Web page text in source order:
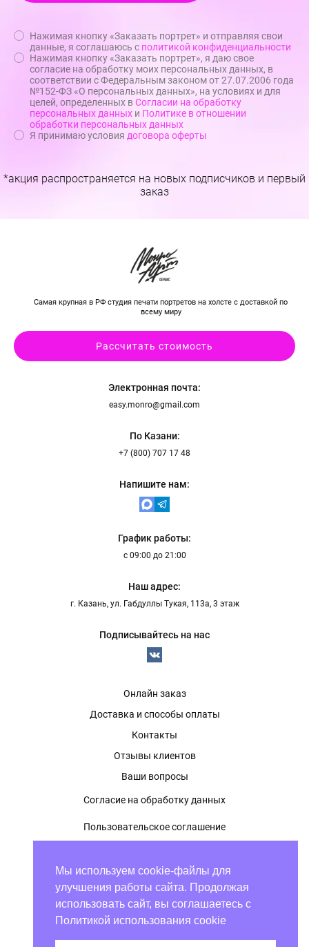
Нажимая кнопку «Заказать портрет» и отправляя свои
данные, я соглашаюсь с политикой конфиденциальности
Нажимая кнопку «Заказать портрет», я даю свое
согласие на обработку моих персональных данных, в
соответствии с Федеральным законом от 27.07.2006 года
№152-ФЗ «О персональных данных», на условиях и для
целей, определенных вСогласии на обработку
персональных данных и Политике в отношении
обработки персональных данных
Я принимаю условия договора оферты
*акция распространяется на новых подписчиков и первый
заказ
Самая крупная в РФ студия печати портретов на холсте с доставкой по
всему миру
Рассчитать стоимость
Электронная почта:
easy.monro@gmail.com
По Казани:
+7 (800) 707 17 48
Напишите нам:
График работы:
с 09:00 до 21:00
Наш адрес:
г. Казань, ул. Габдуллы Тукая, 113а, 3 этаж
Подписывайтесь на нас
Онлайн заказ
Доставка и способы оплаты
Контакты
Отзывы клиентов
Ваши вопросы
Согласие на обработку данных
Пользовательское соглашение
Оферта
7 800 222 90 49
7 843 203 92 20
Мы используем cookie-файлы для
улучшения работы сайта. Продолжая
использовать сайт, вы соглашаетесь с
Политикой использования cookie